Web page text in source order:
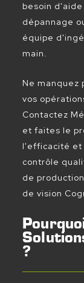
besoin
dépannage
équipe
main.
Ne manquez
vos
Contactez
et faites le
l'efficacité et
contrôle
de
de vision
?